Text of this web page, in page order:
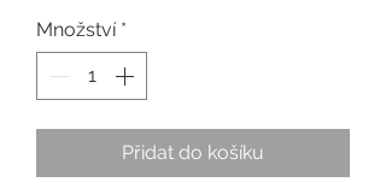
Množství *
Přidat do košíku